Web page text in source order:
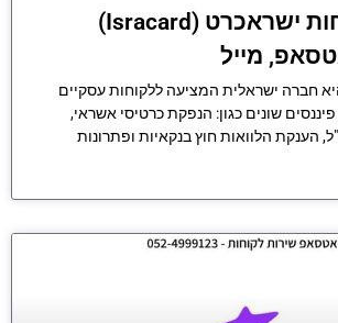
שירות לקוחות ישראכרט (Isracard)
מייל
חברה ישראלית המציעה ללקוחות עסקיים
שונים כגון: הנפקת כרטיסי אשראי,
הענקת הלוואות חוץ בנקאיות ופתרונות